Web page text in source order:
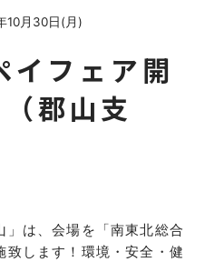
10月30日(月)
フェア開
郡山支
は、会場を「南東北総合
します！環境・安全・健